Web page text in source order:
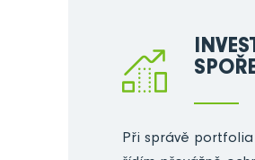
Při správě portfolia